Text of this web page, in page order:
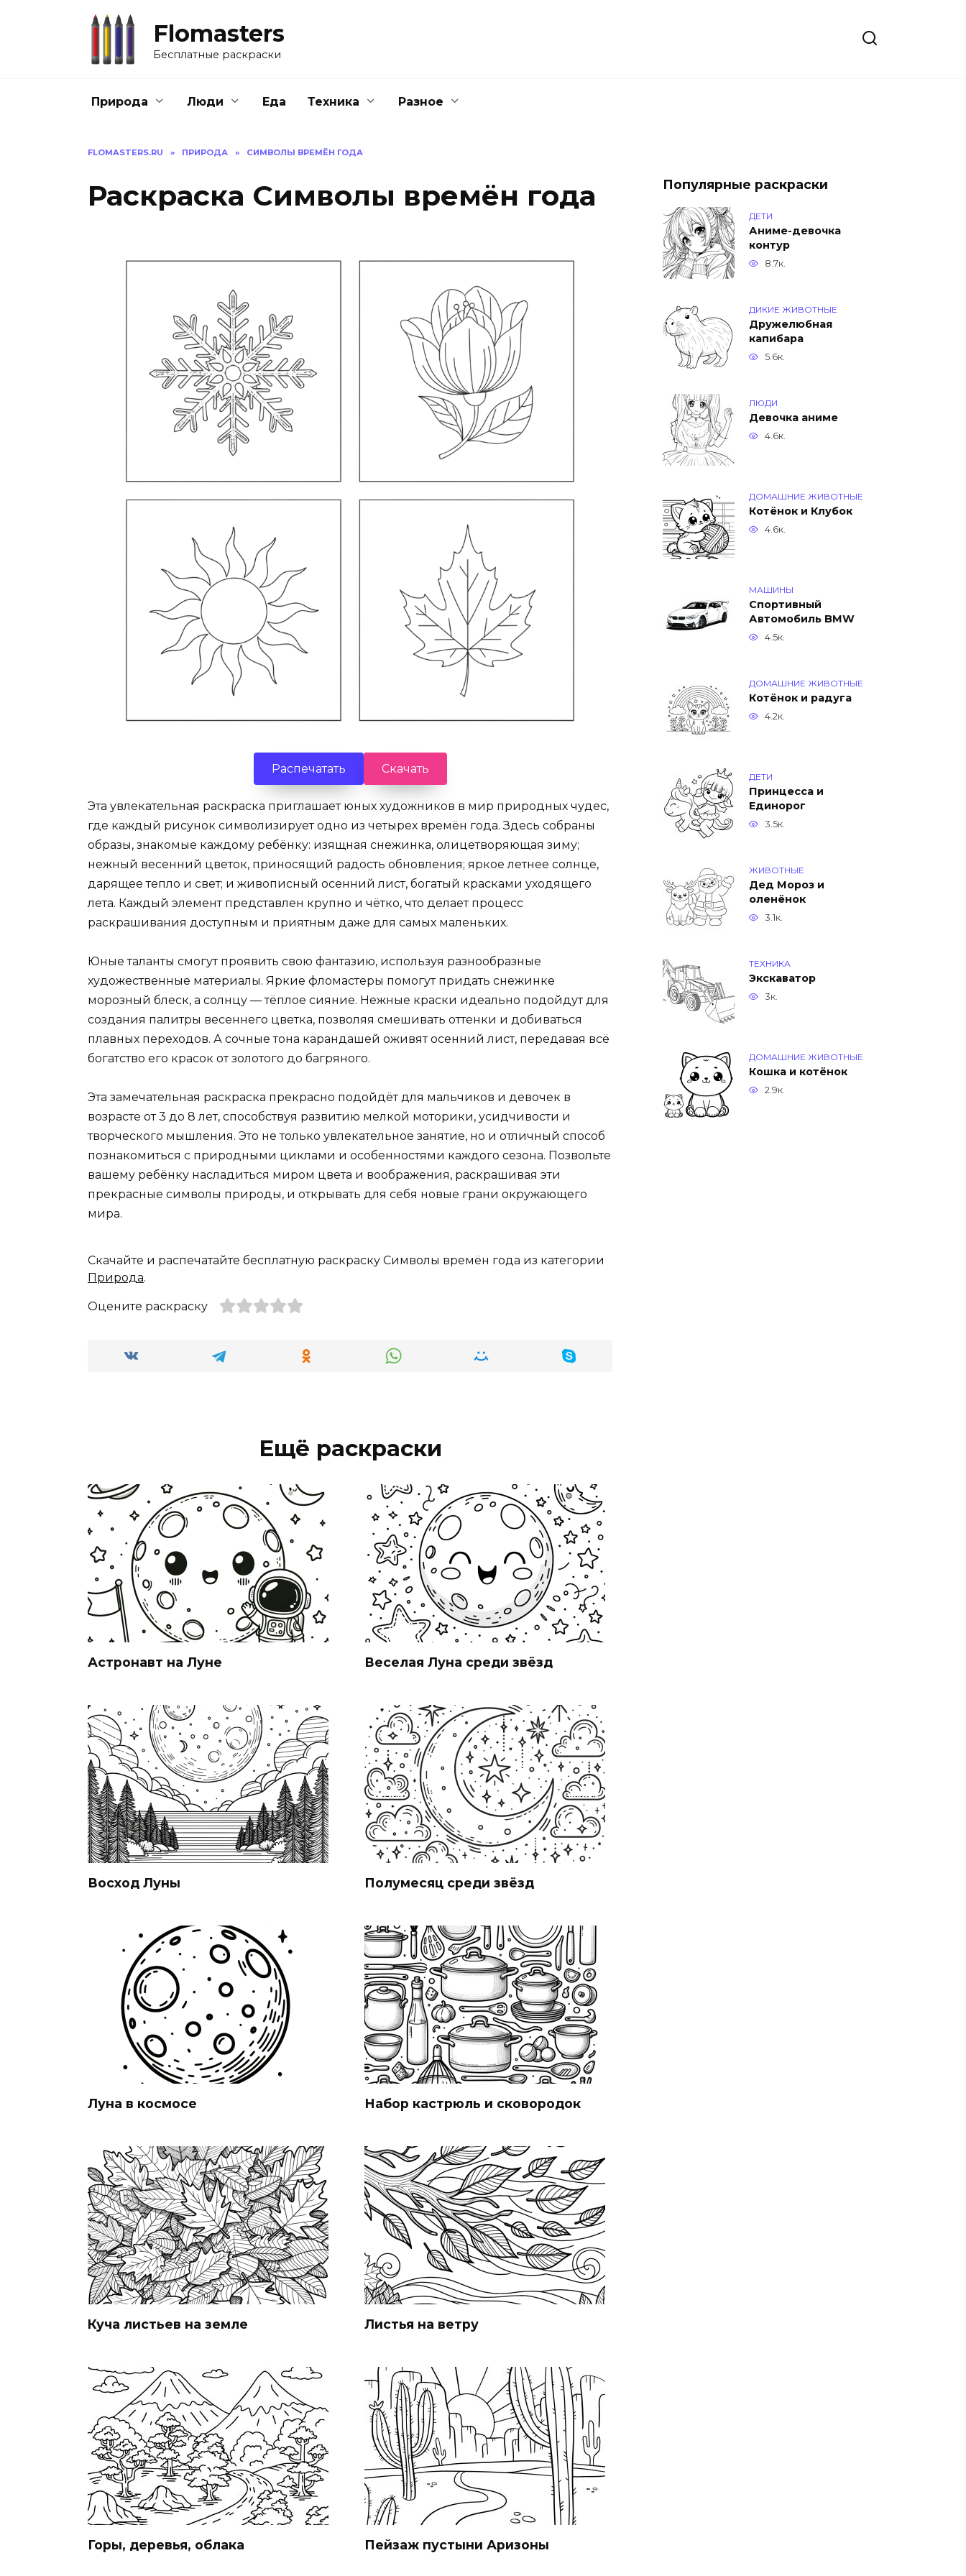
Flomasters
Бесплатные раскраски
Природа Люди Еда Техника Разное
FLOMASTERS.RU » ПРИРОДА » СИМВОЛЫ ВРЕМЁН ГОДА
Раскраска Символы времён года
Распечатать Скачать
Эта увлекательная раскраска приглашает юных художников в мир природных чудес,
где каждый рисунок символизирует одно из четырех времён года. Здесь собраны
образы, знакомые каждому ребёнку: изящная снежинка, олицетворяющая зиму;
нежный весенний цветок, приносящий радость обновления; яркое летнее солнце,
дарящее тепло и свет; и живописный осенний лист, богатый красками уходящего
лета. Каждый элемент представлен крупно и чётко, что делает процесс
раскрашивания доступным и приятным даже для самых маленьких.
Юные таланты смогут проявить свою фантазию, используя разнообразные
художественные материалы. Яркие фломастеры помогут придать снежинке
морозный блеск, а солнцу — тёплое сияние. Нежные краски идеально подойдут для
создания палитры весеннего цветка, позволяя смешивать оттенки и добиваться
плавных переходов. А сочные тона карандашей оживят осенний лист, передавая всё
богатство его красок от золотого до багряного.
Эта замечательная раскраска прекрасно подойдёт для мальчиков и девочек в
возрасте от 3 до 8 лет, способствуя развитию мелкой моторики, усидчивости и
творческого мышления. Это не только увлекательное занятие, но и отличный способ
познакомиться с природными циклами и особенностями каждого сезона. Позвольте
вашему ребёнку насладиться миром цвета и воображения, раскрашивая эти
прекрасные символы природы, и открывать для себя новые грани окружающего
мира.
Скачайте и распечатайте бесплатную раскраску Символы времён года из категории
Природа.
Оцените раскраску
Ещё раскраски
Астронавт на Луне Веселая Луна среди звёзд
Восход Луны Полумесяц среди звёзд
Луна в космосе Набор кастрюль и сковородок
Куча листьев на земле Листья на ветру
Горы, деревья, облака Пейзаж пустыни Аризоны
Популярные раскраски
ДЕТИ
Аниме-девочка
контур
8.7к.
ДИКИЕ ЖИВОТНЫЕ
Дружелюбная
капибара
5.6к.
ЛЮДИ
Девочка аниме
4.6к.
ДОМАШНИЕ ЖИВОТНЫЕ
Котёнок и Клубок
4.6к.
МАШИНЫ
Спортивный
Автомобиль BMW
4.5к.
ДОМАШНИЕ ЖИВОТНЫЕ
Котёнок и радуга
4.2к.
ДЕТИ
Принцесса и
Единорог
3.5к.
ЖИВОТНЫЕ
Дед Мороз и
оленёнок
3.1к.
ТЕХНИКА
Экскаватор
3к.
ДОМАШНИЕ ЖИВОТНЫЕ
Кошка и котёнок
2.9к.